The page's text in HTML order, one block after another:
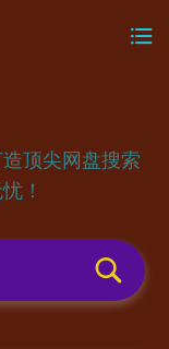
顶尖网盘搜索
！